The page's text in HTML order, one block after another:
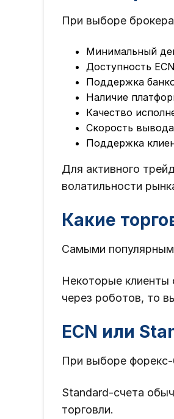
При выборе
Минимальный
Доступность
Поддержка
Наличие
Качество
Скорость
Поддержка
Для активного
волатильности
Какие
Самыми
Некоторые клиенты
через роботов, то
ECN или
При выборе
Standard-счета
торговли.